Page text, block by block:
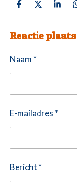
D
e
D
l
S
r
Reactie
Naam *
E-mailadres *
Bericht *